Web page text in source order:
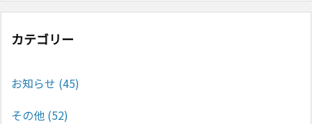
カテゴリー
お知らせ (45)
その他 (52)